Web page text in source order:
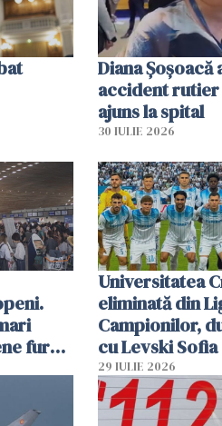
Diana Șoșoacă
accident rutier
ajuns la spital
30 IULIE 2026
furau
și
Universitatea
eliminată din
Campionilor,
cu Levski Sofia
29 IULIE 2026